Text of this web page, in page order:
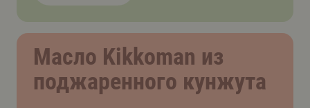
Масло Kikkoman из
поджаренного кунжута